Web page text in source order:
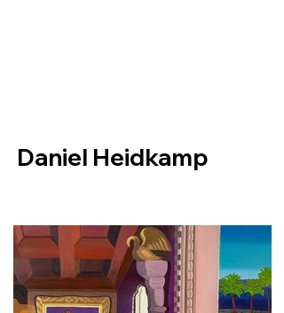
Daniel Heidkamp